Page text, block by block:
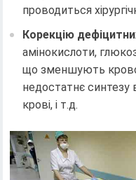
проводиться
Корекцію
амінокислоти,
що зменшують
недостатнє синтезу
крові, і т.д.